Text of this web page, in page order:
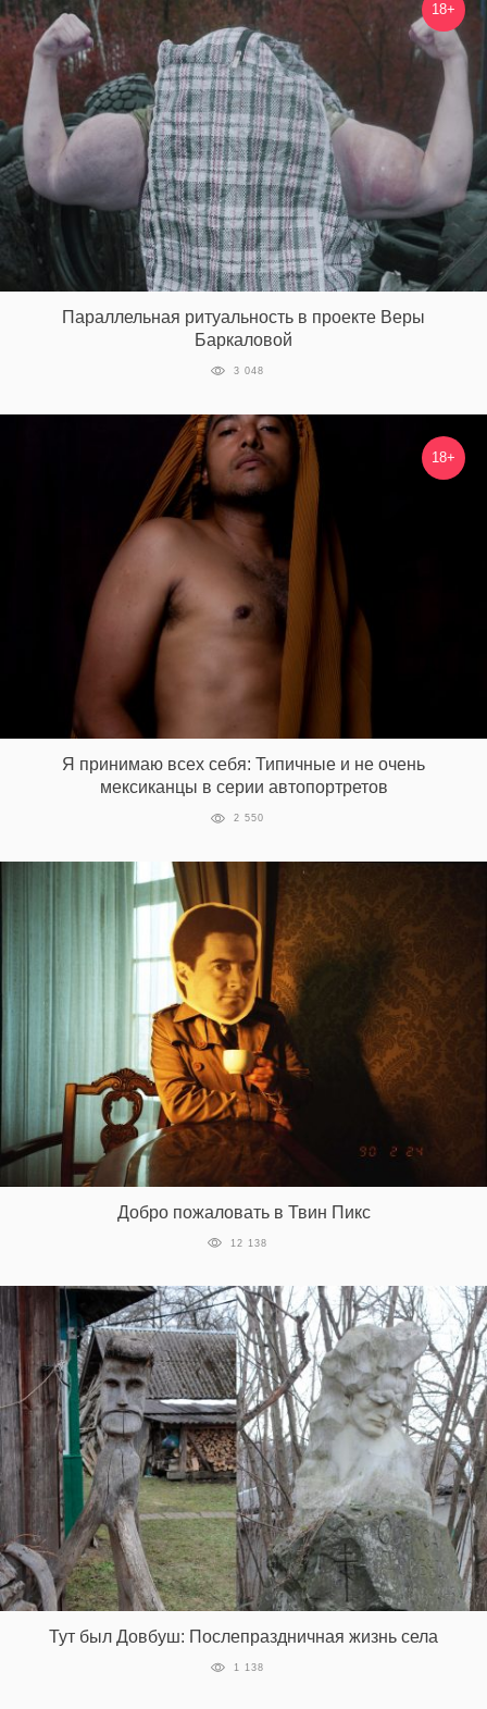
18+
Параллельная ритуальность в проекте Веры
Баркаловой
3 048
18+
Я принимаю всех себя: Типичные и не очень
мексиканцы в серии автопортретов
2 550
Добро пожаловать в Твин Пикс
12 138
Тут был Довбуш: Послепраздничная жизнь села
1 138